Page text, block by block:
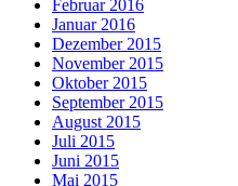
Februar 2016
Januar 2016
Dezember 2015
November 2015
Oktober 2015
September 2015
August 2015
Juli 2015
Juni 2015
Mai 2015